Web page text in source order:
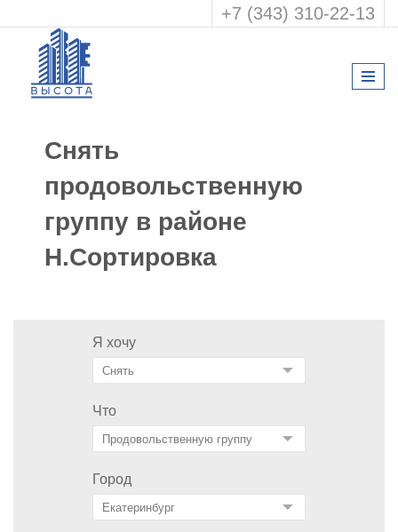
+7 (343) 310-22-13
Снять
продовольственную
группу в районе
Н.Сортировка
Я хочу
Что
Город